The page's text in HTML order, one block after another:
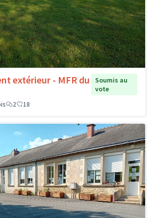
extérieur - MFR du
Soumis au
vote
2 18